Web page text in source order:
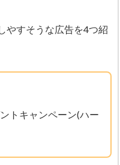
やすそうな広告を4つ紹
トキャンペーン(ハー